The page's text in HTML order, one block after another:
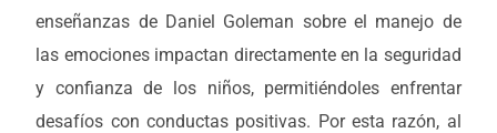
enseñanzas de Daniel Goleman sobre el manejo de
las emociones impactan directamente en la seguridad
y confianza de los niños, permitiéndoles enfrentar
desafíos con conductas positivas. Por esta razón, al